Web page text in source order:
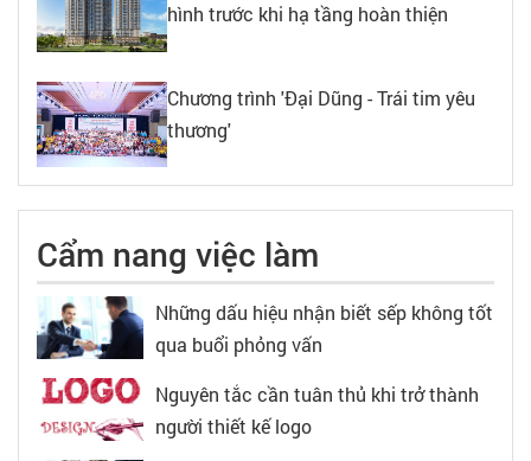
hình trước khi hạ tầng hoàn thiện
Chương trình 'Đại Dũng - Trái tim yêu
thương'
Cẩm nang việc làm
Những dấu hiệu nhận biết sếp không tốt
qua buổi phỏng vấn
Nguyên tắc cần tuân thủ khi trở thành
người thiết kế logo